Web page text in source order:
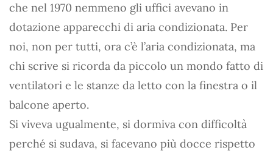
che nel 1970 nemmeno gli uffici avevano in
dotazione apparecchi di aria condizionata. Per
noi, non per tutti, ora c’è l’aria condizionata, ma
chi scrive si ricorda da piccolo un mondo fatto di
ventilatori e le stanze da letto con la finestra o il
balcone aperto.
Si viveva ugualmente, si dormiva con difficoltà
perché si sudava, si facevano più docce rispetto